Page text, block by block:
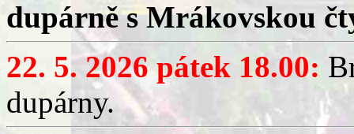
dupárně s Mrákovskou
22. 5. 2026 pátek 18.00:
dupárny.